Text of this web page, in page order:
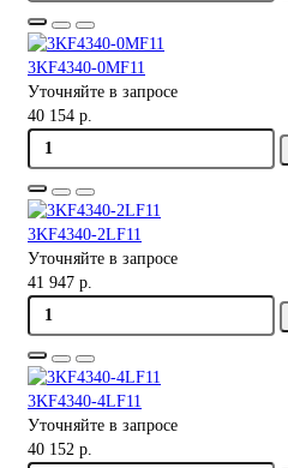
3KF4340-0MF11
Уточняйте в запросе
40 154 р.
3KF4340-2LF11
Уточняйте в запросе
41 947 р.
3KF4340-4LF11
Уточняйте в запросе
40 152 р.